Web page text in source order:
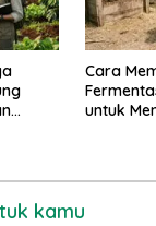
Cara
untuk
kamu